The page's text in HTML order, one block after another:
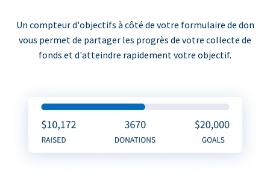
Un compteur d'objectifs à côté de votre formulaire de don
vous permet de partager les progrès de votre collecte de
fonds et d'atteindre rapidement votre objectif.